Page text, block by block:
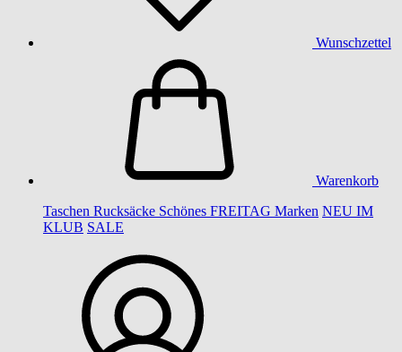
Wunschzettel
Warenkorb
Taschen Rucksäcke Schönes FREITAG Marken NEU IM
KLUB SALE